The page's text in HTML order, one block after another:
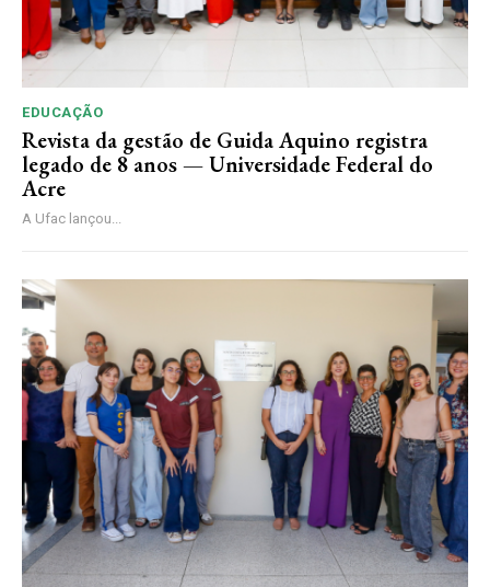
EDUCAÇÃO
Revista da gestão de Guida Aquino registra
legado de 8 anos — Universidade Federal do
Acre
A Ufac lançou...